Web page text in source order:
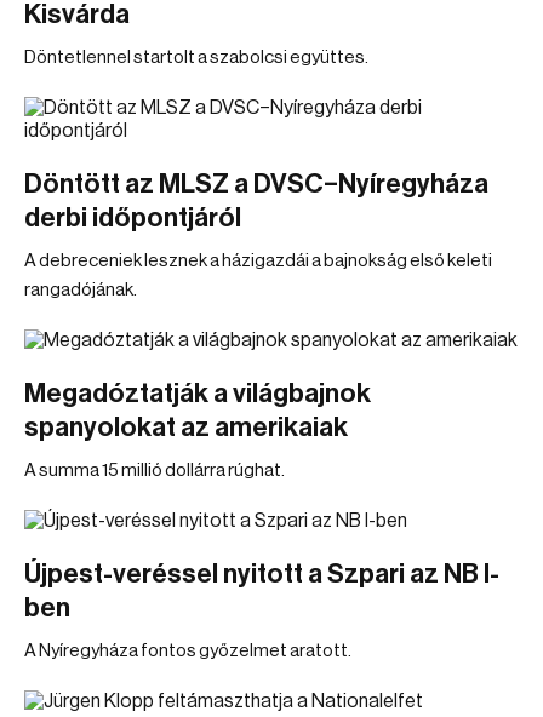
Kisvárda
Döntetlennel startolt a szabolcsi együttes.
Döntött az MLSZ a DVSC–Nyíregyháza
derbi időpontjáról
A debreceniek lesznek a házigazdái a bajnokság első keleti
rangadójának.
Megadóztatják a világbajnok
spanyolokat az amerikaiak
A summa 15 millió dollárra rúghat.
Újpest-veréssel nyitott a Szpari az NB I-
ben
A Nyíregyháza fontos győzelmet aratott.